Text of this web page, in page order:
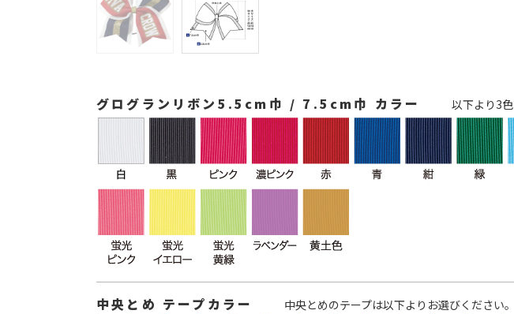
グログランリボン5.5cm巾 / 7.5cm巾 カラー 以下より3
中央とめ テープカラー 中央とめのテープは以下よりお選びください。